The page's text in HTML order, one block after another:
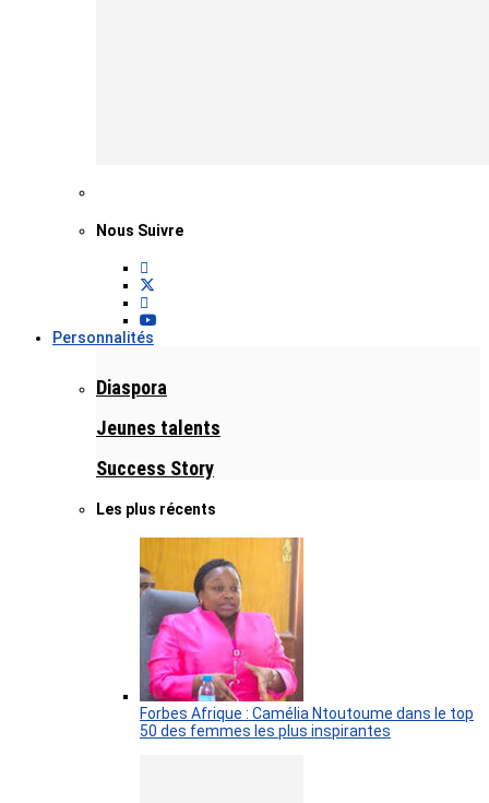
Nous Suivre
Personnalités
Diaspora
Jeunes talents
Success Story
Les plus récents
Forbes Afrique : Camélia Ntoutoume dans le top
50 des femmes les plus inspirantes